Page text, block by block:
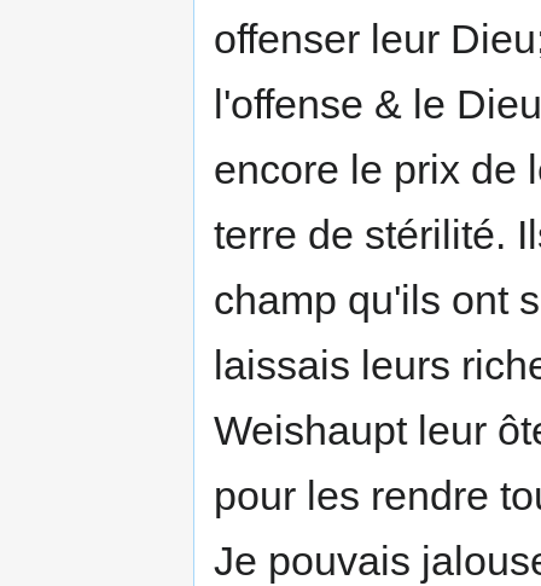
offenser leur
l'offense & le
encore le prix de
terre de stérilité.
champ qu'ils ont
laissais leurs
Weishaupt leur
pour les rendre
Je pouvais